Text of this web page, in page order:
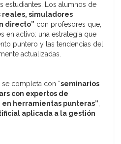
estudiantes. Los alumnos de
reales, simuladores
directo” con profesores que,
en activo: una estrategia que
puntero y las tendencias del
actualizadas.
se completa con “seminarios
con expertos de
herramientas punteras”,
aplicada a la gestión